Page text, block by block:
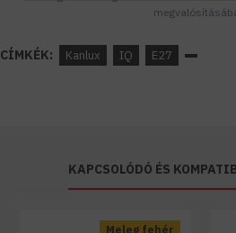
CÍMKÉK: Kanlux IQ E27
KAPCSOLÓDÓ ÉS
Meleg fehér